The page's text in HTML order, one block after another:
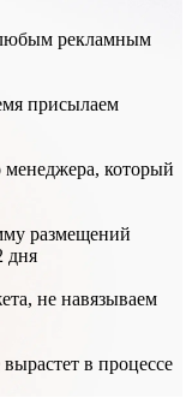
любым рекламным
присылаем
который
размещений
дня
не навязываем
в процессе